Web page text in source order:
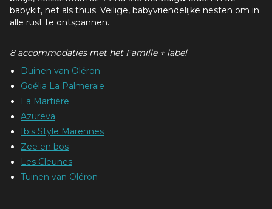
babykit, net als thuis. Veilige, babyvriendelijke nesten om in
alle rust te ontspannen.
8 accommodaties met het Famille + label
Duinen van Oléron
Goélia La Palmeraie
La Martière
Azureva
Ibis Style Marennes
Zee en bos
Les Cleunes
Tuinen van Oléron